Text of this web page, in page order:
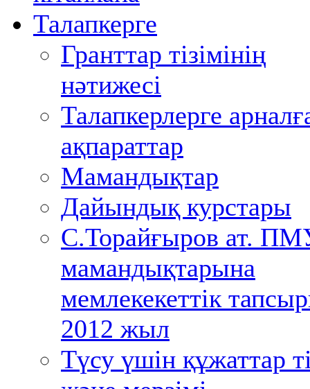
Талапкерге
Гранттар тізімінің
нәтижесі
Талапкерлерге
ақпараттар
Мамандықтар
Дайындық курстары
С.Торайғыров ат.
мамандықтарына
мемлекекеттік
2012 жыл
Түсу үшін құжаттар